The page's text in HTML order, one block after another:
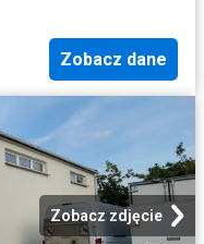
Zobacz dane
Zobacz zdjęcie